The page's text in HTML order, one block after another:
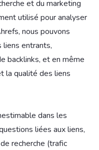
et du marketing
utilisé pour analyser
nous pouvons
entrants,
backlinks, et en même
la qualité des liens
dans les
liées aux liens,
recherche (trafic